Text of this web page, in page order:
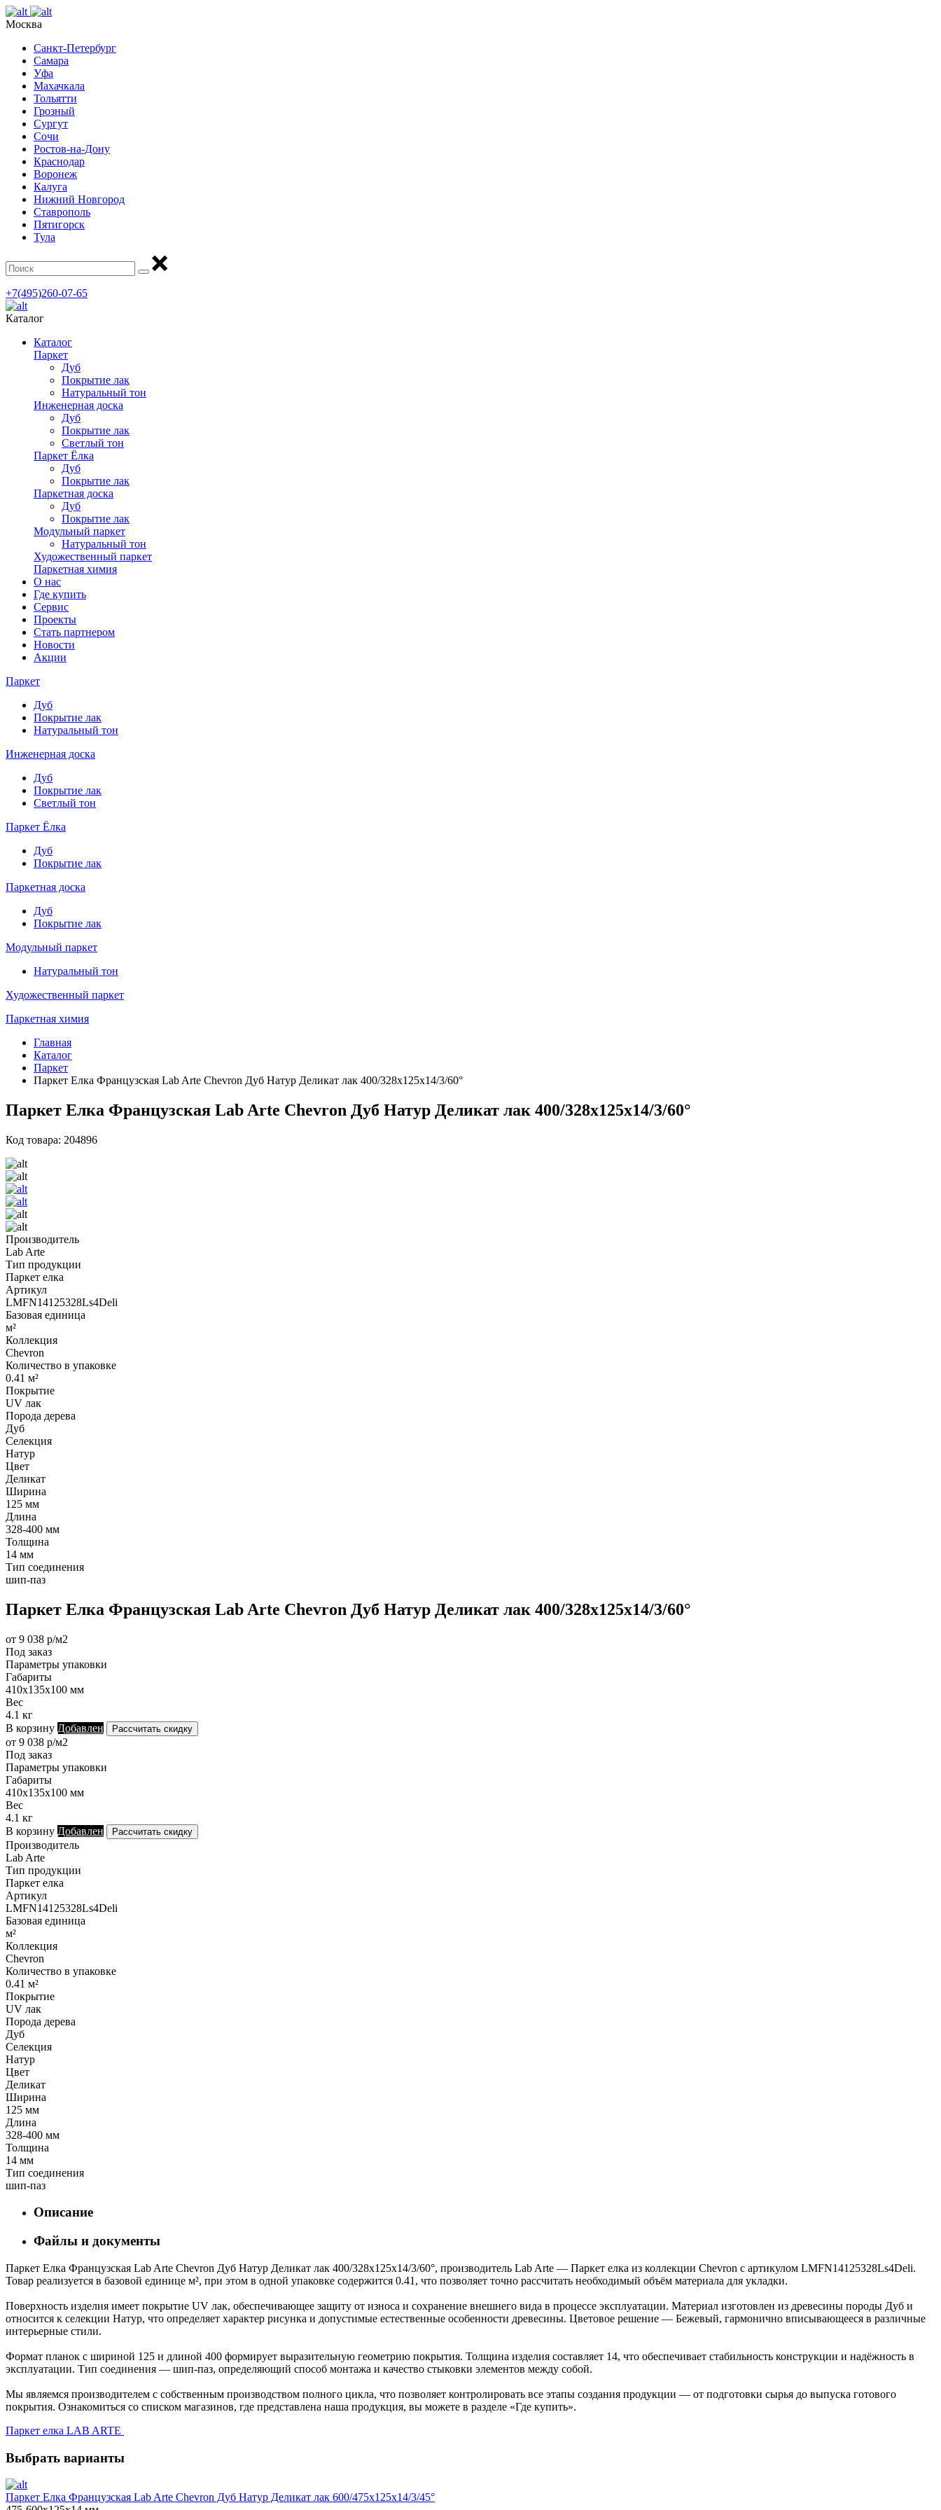
Москва
Санкт-Петербург
Самара
Уфа
Махачкала
Тольятти
Грозный
Сургут
Сочи
Ростов-на-Дону
Краснодар
Воронеж
Калуга
Нижний Новгород
Ставрополь
Пятигорск
Тула
+7(495)260-07-65
Каталог
Каталог
Паркет
Дуб
Покрытие лак
Натуральный тон
Инженерная доска
Дуб
Покрытие лак
Светлый тон
Паркет Ёлка
Дуб
Покрытие лак
Паркетная доска
Дуб
Покрытие лак
Модульный паркет
Натуральный тон
Художественный паркет
Паркетная химия
О нас
Где купить
Сервис
Проекты
Стать партнером
Новости
Акции
Паркет
Дуб
Покрытие лак
Натуральный тон
Инженерная доска
Дуб
Покрытие лак
Светлый тон
Паркет Ёлка
Дуб
Покрытие лак
Паркетная доска
Дуб
Покрытие лак
Модульный паркет
Натуральный тон
Художественный паркет
Паркетная химия
Главная
Каталог
Паркет
Паркет Елка Французская Lab Arte Chevron Дуб Натур Деликат лак 400/328х125х14/3/60°
Паркет Елка Французская Lab Arte Chevron Дуб Натур Деликат лак 400/328х125х14/3/60°
Код товара: 204896
Производитель
Lab Arte
Тип продукции
Паркет елка
Артикул
LMFN14125328Ls4Deli
Базовая единица
м²
Коллекция
Chevron
Количество в упаковке
0.41 м²
Покрытие
UV лак
Порода дерева
Дуб
Селекция
Натур
Цвет
Деликат
Ширина
125 мм
Длина
328-400 мм
Толщина
14 мм
Тип соединения
шип-паз
Паркет Елка Французская Lab Arte Chevron Дуб Натур Деликат лак 400/328х125х14/3/60°
от 9 038 р/м2
Под заказ
Параметры упаковки
Габариты
410х135х100 мм
Вес
4.1 кг
В корзину Добавлен Рассчитать скидку
от 9 038 р/м2
Под заказ
Параметры упаковки
Габариты
410х135х100 мм
Вес
4.1 кг
В корзину Добавлен Рассчитать скидку
Производитель
Lab Arte
Тип продукции
Паркет елка
Артикул
LMFN14125328Ls4Deli
Базовая единица
м²
Коллекция
Chevron
Количество в упаковке
0.41 м²
Покрытие
UV лак
Порода дерева
Дуб
Селекция
Натур
Цвет
Деликат
Ширина
125 мм
Длина
328-400 мм
Толщина
14 мм
Тип соединения
шип-паз
Описание
Файлы и документы
Паркет Елка Французская Lab Arte Chevron Дуб Натур Деликат лак 400/328х125х14/3/60°, производитель Lab Arte — Паркет елка из коллекции Chevron с артикулом LMFN14125328Ls4Deli.
Товар реализуется в базовой единице м², при этом в одной упаковке содержится 0.41, что позволяет точно рассчитать необходимый объём материала для укладки.
Поверхность изделия имеет покрытие UV лак, обеспечивающее защиту от износа и сохранение внешнего вида в процессе эксплуатации. Материал изготовлен из древесины породы Дуб и
относится к селекции Натур, что определяет характер рисунка и допустимые естественные особенности древесины. Цветовое решение — Бежевый, гармонично вписывающееся в различные
интерьерные стили.
Формат планок с шириной 125 и длиной 400 формирует выразительную геометрию покрытия. Толщина изделия составляет 14, что обеспечивает стабильность конструкции и надёжность в
эксплуатации. Тип соединения — шип-паз, определяющий способ монтажа и качество стыковки элементов между собой.
Мы являемся производителем с собственным производством полного цикла, что позволяет контролировать все этапы создания продукции — от подготовки сырья до выпуска готового
покрытия. Ознакомиться со списком магазинов, где представлена наша продукция, вы можете в разделе «Где купить».
Паркет елка LAB ARTE
Выбрать варианты
Паркет Елка Французская Lab Arte Chevron Дуб Натур Деликат лак 600/475х125х14/3/45°